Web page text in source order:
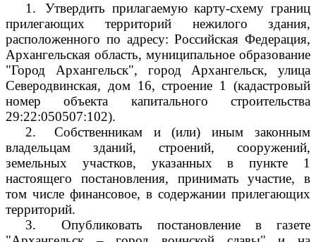
1.
Утвердить прилагаемую карту-схему границ
прилегающих территорий нежилого здания,
расположенного по адресу: Российская Федерация,
Архангельская область, муниципальное образование
"Город Архангельск", город Архангельск, улица
Северодвинская, дом 16, строение 1 (кадастровый
номер объекта капитального строительства
29:22:050507:102).
2.
Собственникам и (или) иным законным
владельцам зданий, строений, сооружений,
земельных участков, указанных в пункте 1
настоящего постановления, принимать участие, в
том числе финансовое, в содержании прилегающих
территорий.
3.
Опубликовать постановление в газете